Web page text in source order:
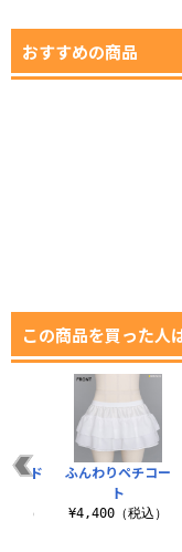
おすすめの商品
この商品を買った人
ンド
込）
ふんわりペチコー
ト
¥4,400（税込）